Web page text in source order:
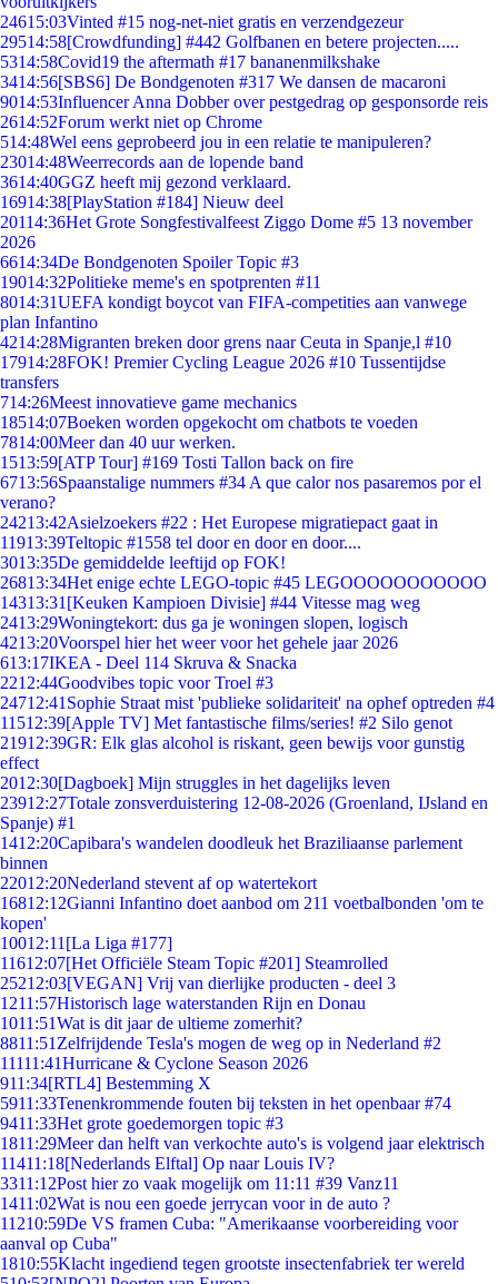
24615:03Vinted #15 nog-net-niet gratis en verzendgezeur
29514:58[Crowdfunding] #442 Golfbanen en betere projecten.....
5314:58Covid19 the aftermath #17 bananenmilkshake
3414:56[SBS6] De Bondgenoten #317 We dansen de macaroni
9014:53Influencer Anna Dobber over pestgedrag op gesponsorde reis
2614:52Forum werkt niet op Chrome
514:48Wel eens geprobeerd jou in een relatie te manipuleren?
23014:48Weerrecords aan de lopende band
3614:40GGZ heeft mij gezond verklaard.
16914:38[PlayStation #184] Nieuw deel
20114:36Het Grote Songfestivalfeest Ziggo Dome #5 13 november
2026
6614:34De Bondgenoten Spoiler Topic #3
19014:32Politieke meme's en spotprenten #11
8014:31UEFA kondigt boycot van FIFA-competities aan vanwege
plan Infantino
4214:28Migranten breken door grens naar Ceuta in Spanje,l #10
17914:28FOK! Premier Cycling League 2026 #10 Tussentijdse
transfers
714:26Meest innovatieve game mechanics
18514:07Boeken worden opgekocht om chatbots te voeden
7814:00Meer dan 40 uur werken.
1513:59[ATP Tour] #169 Tosti Tallon back on fire
6713:56Spaanstalige nummers #34 A que calor nos pasaremos por el
verano?
24213:42Asielzoekers #22 : Het Europese migratiepact gaat in
11913:39Teltopic #1558 tel door en door en door....
3013:35De gemiddelde leeftijd op FOK!
26813:34Het enige echte LEGO-topic #45 LEGOOOOOOOOOOO
14313:31 [Keuken Kampioen Divisie] #44 Vitesse mag weg
2413:29Woningtekort: dus ga je woningen slopen, logisch
4213:20Voorspel hier het weer voor het gehele jaar 2026
613:17IKEA - Deel 114 Skruva & Snacka
2212:44Goodvibes topic voor Troel #3
24712:41 Sophie Straat mist 'publieke solidariteit' na ophef optreden #4
11512:39[Apple TV] Met fantastische films/series! #2 Silo genot
21912:39GR: Elk glas alcohol is riskant, geen bewijs voor gunstig
effect
2012:30[Dagboek] Mijn struggles in het dagelijks leven
23912:27Totale zonsverduistering 12-08-2026 (Groenland, IJsland en
Spanje) #1
1412:20Capibara's wandelen doodleuk het Braziliaanse parlement
binnen
22012:20Nederland stevent af op watertekort
16812:12Gianni Infantino doet aanbod om 211 voetbalbonden 'om te
kopen'
10012:11 [La Liga #177]
11612:07[Het Officiële Steam Topic #201] Steamrolled
25212:03[VEGAN] Vrij van dierlijke producten - deel 3
1211:57Historisch lage waterstanden Rijn en Donau
1011:51Wat is dit jaar de ultieme zomerhit?
8811:51 Zelfrijdende Tesla's mogen de weg op in Nederland #2
11111:41Hurricane & Cyclone Season 2026
911:34[RTL4] Bestemming X
5911:33Tenenkrommende fouten bij teksten in het openbaar #74
9411:33Het grote goedemorgen topic #3
1811:29Meer dan helft van verkochte auto's is volgend jaar elektrisch
11411:18[Nederlands Elftal] Op naar Louis IV?
3311:12Post hier zo vaak mogelijk om 11:11 #39 Vanz11
1411:02Wat is nou een goede jerrycan voor in de auto ?
11210:59De VS framen Cuba: "Amerikaanse voorbereiding voor
aanval op Cuba"
1810:55Klacht ingediend tegen grootste insectenfabriek ter wereld